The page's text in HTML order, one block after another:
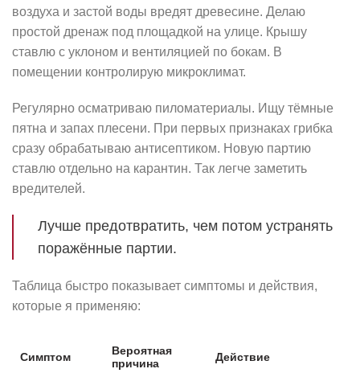
воздуха и застой воды вредят древесине. Делаю
простой дренаж под площадкой на улице. Крышу
ставлю с уклоном и вентиляцией по бокам. В
помещении контролирую микроклимат.
Регулярно осматриваю пиломатериалы. Ищу тёмные
пятна и запах плесени. При первых признаках грибка
сразу обрабатываю антисептиком. Новую партию
ставлю отдельно на карантин. Так легче заметить
вредителей.
Лучше предотвратить, чем потом устранять
поражённые партии.
Таблица быстро показывает симптомы и действия,
которые я применяю:
Симптом
Вероятная
причина
Действие